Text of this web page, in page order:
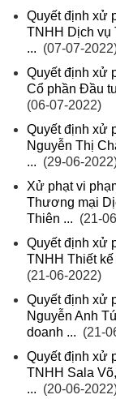
Quyết định xử
TNHH Dịch vụ
... (07-07-
Quyết định xử
Cổ phần Đầu
(06-07-2022)
Quyết định xử
Nguyễn Thị
... (29-06-
Xử phạt vi
Thương mại
Thiên ... (21-
Quyết định xử
TNHH Thiết
(21-06-2022)
Quyết định xử
Nguyễn Anh
doanh ... (21-
Quyết định xử
TNHH Sala
... (20-06-